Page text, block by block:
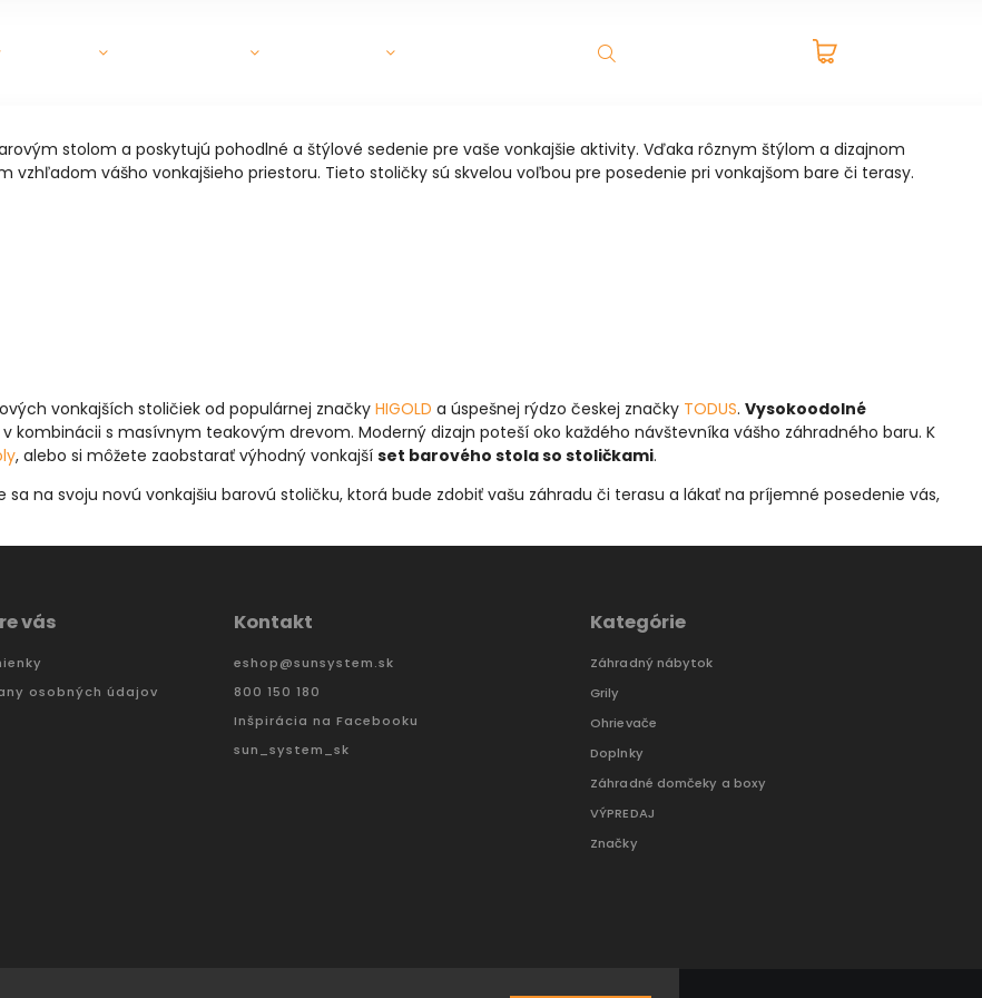
HĽADAŤ
ZÁHRADNÉ DOMČEKY A BOXY
stolom a poskytujú pohodlné a štýlové sedenie pre vaše vonkajšie aktivity. Vďaka rôznym štýlom a dizajnom
vzhľadom vášho vonkajšieho priestoru. Tieto stoličky sú skvelou voľbou pre posedenie pri vonkajšom bare či terasy.
vonkajších stoličiek od populárnej značky HIGOLD a úspešnej rýdzo českej značky TODUS. Vysokoodolné
kombinácii s masívnym teakovým drevom. Moderný dizajn poteší oko každého návštevníka vášho záhradného baru. K
, alebo si môžete zaobstarať výhodný vonkajší set barového stola so stoličkami.
na svoju novú vonkajšiu barovú stoličku, ktorá bude zdobiť vašu záhradu či terasu a lákať na príjemné posedenie vás,
vás
osobných údajov
Kontakt
eshop@sunsystem.sk
800 150 180
Inšpirácia na Facebooku
sun_system_sk
Kategórie
Záhradný nábytok
Grily
Ohrievače
Doplnky
Záhradné domčeky a boxy
VÝPREDAJ
Značky